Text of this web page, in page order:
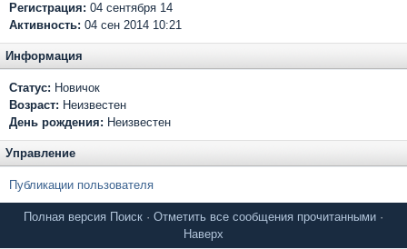
Регистрация: 04 сентября 14
Активность: 04 сен 2014 10:21
Информация
Статус: Новичок
Возраст: Неизвестен
День рождения: Неизвестен
Управление
Публикации пользователя
Полная версия Поиск · Отметить все сообщения прочитанными ·
Наверх